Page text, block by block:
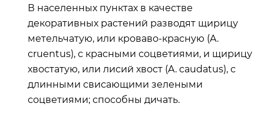
В населенных пунктах в качестве
декоративных растений разводят щирицу
метельчатую, или кроваво-красную (A.
cruentus), с красными соцветиями, и щирицу
хвостатую, или лисий хвост (A. caudatus), с
длинными свисающими зелеными
соцветиями; способны дичать.